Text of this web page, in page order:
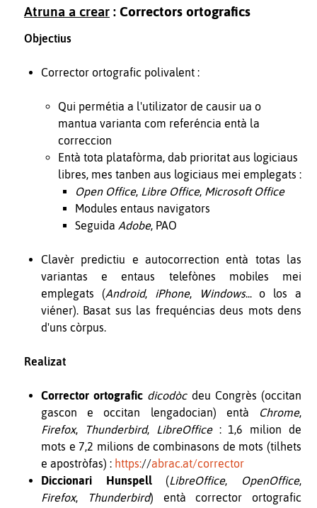
Atruna a crear : Correctors ortografics
Objectius
Corrector ortografic polivalent :
Qui permétia a l'utilizator de causir ua o
mantua varianta com referéncia entà la
correccion
Entà tota platafòrma, dab prioritat aus logiciaus
libres, mes tanben aus logiciaus mei emplegats :
Open Office, Libre Office, Microsoft Office
Modules entaus navigators
Seguida Adobe, PAO
Clavèr predictiu e autocorrection entà totas las
variantas e entaus telefònes mobiles mei
emplegats (Android, iPhone, Windows... o los a
viéner). Basat sus las frequéncias deus mots dens
d'uns còrpus.
Realizat
Corrector ortografic dicodòc deu Congrès (occitan
gascon e occitan lengadocian) entà
Chrome,
Firefox, Thunderbird, LibreOffice : 1,6 milion de
mots e 7,2 milions de combinasons de mots (tilhets
e apostròfas) : https://abrac.at/corrector
Diccionari Hunspell
(LibreOffice, OpenOffice,
Firefox, Thunderbird) entà corrector ortografic